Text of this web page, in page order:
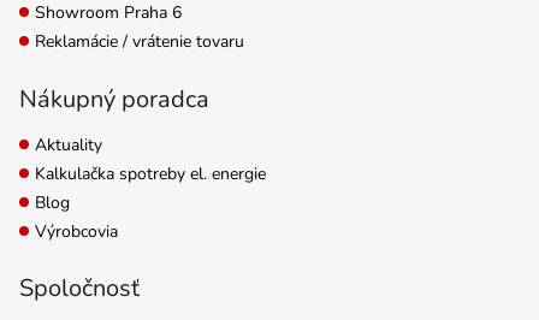
Showroom Praha 6
Reklamácie / vrátenie tovaru
Nákupný poradca
Aktuality
Kalkulačka spotreby el. energie
Blog
Výrobcovia
Spoločnosť